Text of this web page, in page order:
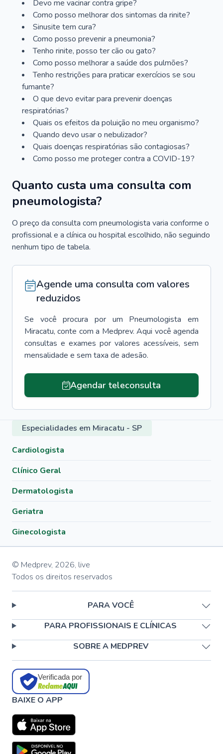
Devo me vacinar contra gripe?
Como posso melhorar dos sintomas da rinite?
Sinusite tem cura?
Como posso prevenir a pneumonia?
Tenho rinite, posso ter cão ou gato?
Como posso melhorar a saúde dos pulmões?
Tenho restrições para praticar exercícios se sou
fumante?
O que devo evitar para prevenir doenças
respiratórias?
Quais os efeitos da poluição no meu organismo?
Quando devo usar o nebulizador?
Quais doenças respiratórias são contagiosas?
Como posso me proteger contra a COVID-19?
Quanto custa uma consulta com
pneumologista?
O preço da consulta com pneumologista varia conforme o
profissional e a clínica ou hospital escolhido, não seguindo
nenhum tipo de tabela.
Agende uma consulta com valores
reduzidos
Se você procura por um Pneumologista
em
Miracatu, conte com a Medprev. Aqui você agenda
consultas e exames por valores acessíveis, sem
mensalidade e sem taxa de adesão.
Agendar teleconsulta
Especialidades em Miracatu - SP
Cardiologista
Clínico Geral
Dermatologista
Geriatra
Ginecologista
© Medprev, 2026, live
Todos os direitos reservados
PARA VOCÊ
PARA PROFISSIONAIS E CLÍNICAS
SOBRE A MEDPREV
Verificada por
BAIXE O APP